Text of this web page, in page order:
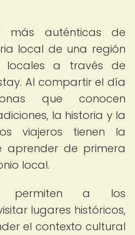
auténticas de
local de una región
locales a través de
Al compartir el día
que conocen
la historia y la
viajeros tienen la
aprender de primera
local.
permiten a los
lugares históricos,
el contexto cultural